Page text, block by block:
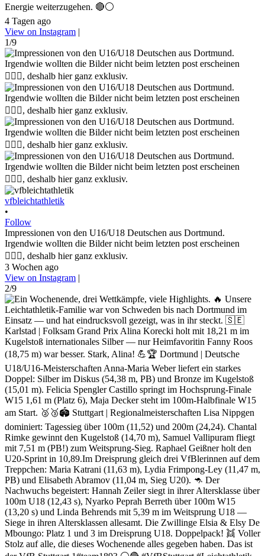
Energie weiterzugehen. 🔴⚪
4 Tagen ago
View on Instagram |
1/9
vfbleichtathletik
•
Follow
Impressionen von den U16/U18 Deutschen aus Dortmund.
Irgendwie wollten die Bilder nicht beim letzten post erscheinen
🤷🏼‍♀️, deshalb hier ganz exklusiv.
3 Wochen ago
View on Instagram |
2/9